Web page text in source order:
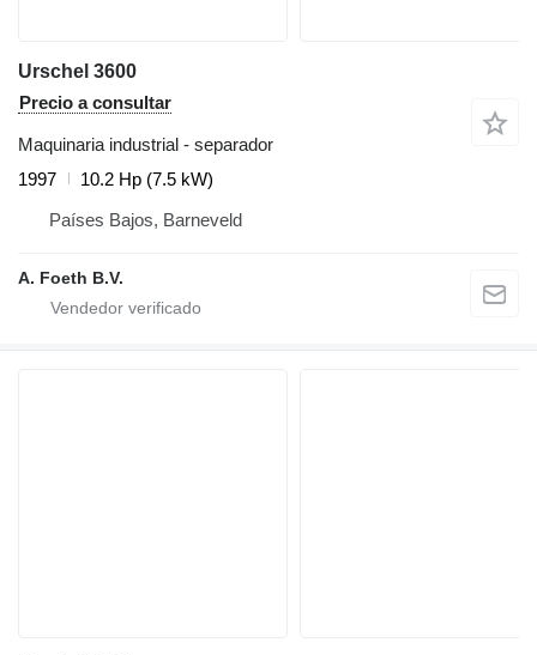
Urschel 3600
Precio a consultar
Maquinaria industrial - separador
1997
10.2 Hp (7.5 kW)
Países Bajos, Barneveld
A. Foeth B.V.